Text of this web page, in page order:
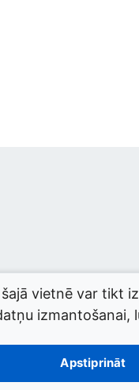
vietnē var tikt
izmantošanai,
Apstiprināt